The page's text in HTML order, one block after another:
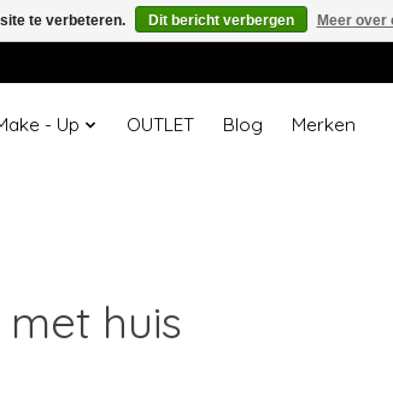
- Up OUTLET Blog Merken
huis
te verbeteren. Dit bericht verbergen Meer over